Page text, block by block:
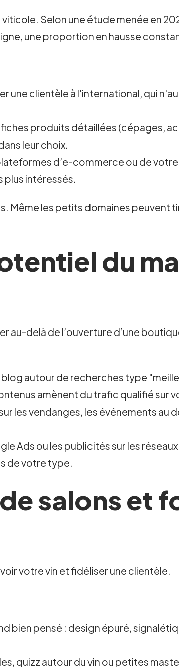
Selon une étude menée en
une proportion en hausse
une clientèle à l'international, qui
produits détaillées (cépages,
leur choix.
d’e-commerce ou de
plus intéressés.
Même les petits domaines peuvent
du
au-delà de l’ouverture d’une
autour de recherches type
amènent du trafic qualifié sur
les vendanges, les événements au
Ads ou les publicités sur les
de votre type.
salons et
votre vin et fidéliser une clientèle.
bien pensé : design épuré,
quizz autour du vin ou petites